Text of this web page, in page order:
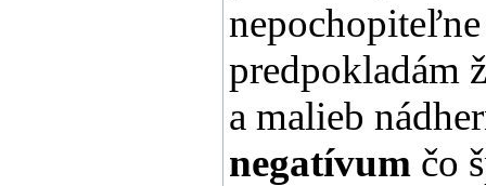
predpokladám
a malieb
negatívum čo